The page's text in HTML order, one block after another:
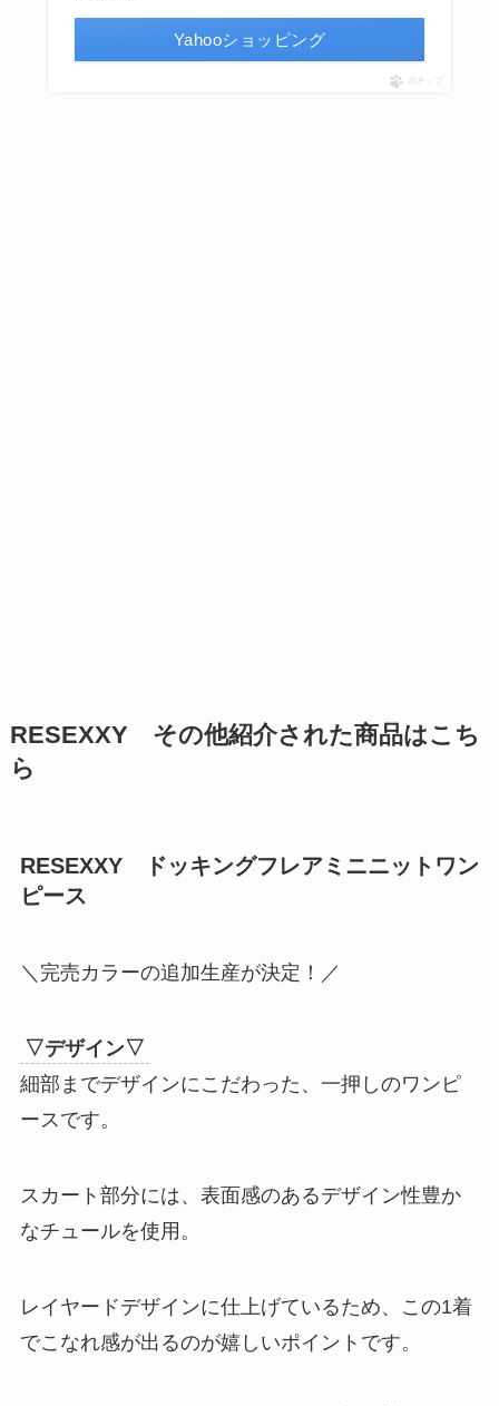
Yahooショッピング
ポチップ
RESEXXY その他紹介された商品はこち
ら
RESEXXY ドッキングフレアミニニットワン
ピース
＼完売カラーの追加生産が決定！／
▽デザイン▽
細部までデザインにこだわった、一押しのワンピ
ースです。
スカート部分には、表面感のあるデザイン性豊か
なチュールを使用。
レイヤードデザインに仕上げているため、この1着
でこなれ感が出るのが嬉しいポイントです。